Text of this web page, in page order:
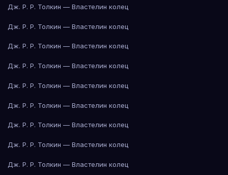
Дж. Р. Р. Толкин — Властелин колец
Дж. Р. Р. Толкин — Властелин колец
Дж. Р. Р. Толкин — Властелин колец
Дж. Р. Р. Толкин — Властелин колец
Дж. Р. Р. Толкин — Властелин колец
Дж. Р. Р. Толкин — Властелин колец
Дж. Р. Р. Толкин — Властелин колец
Дж. Р. Р. Толкин — Властелин колец
Дж. Р. Р. Толкин — Властелин колец